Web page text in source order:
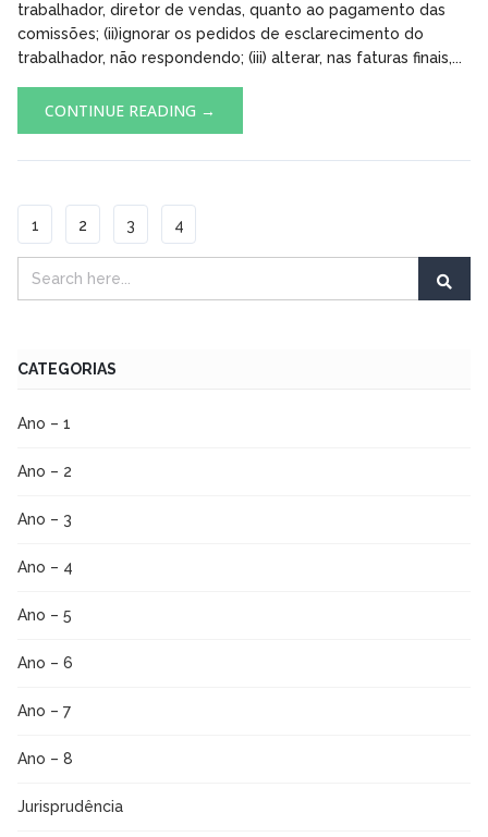
trabalhador, diretor de vendas, quanto ao pagamento das
comissões; (ii)ignorar os pedidos de esclarecimento do
trabalhador, não respondendo; (iii) alterar, nas faturas finais,...
CONTINUE READING →
1 2 3 4
CATEGORIAS
Ano – 1
Ano – 2
Ano – 3
Ano – 4
Ano – 5
Ano – 6
Ano – 7
Ano – 8
Jurisprudência